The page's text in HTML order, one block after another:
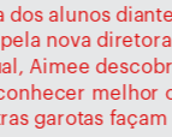
dos alunos
nova
Aimee
melhor
garotas